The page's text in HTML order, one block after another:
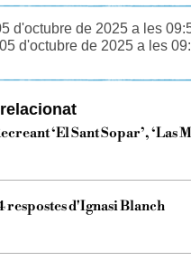
d'octubre de 2025 a les
d'octubre de 2025 a les
‘El Sant Sopar’, ‘Las
respostes d'Ignasi Blanch